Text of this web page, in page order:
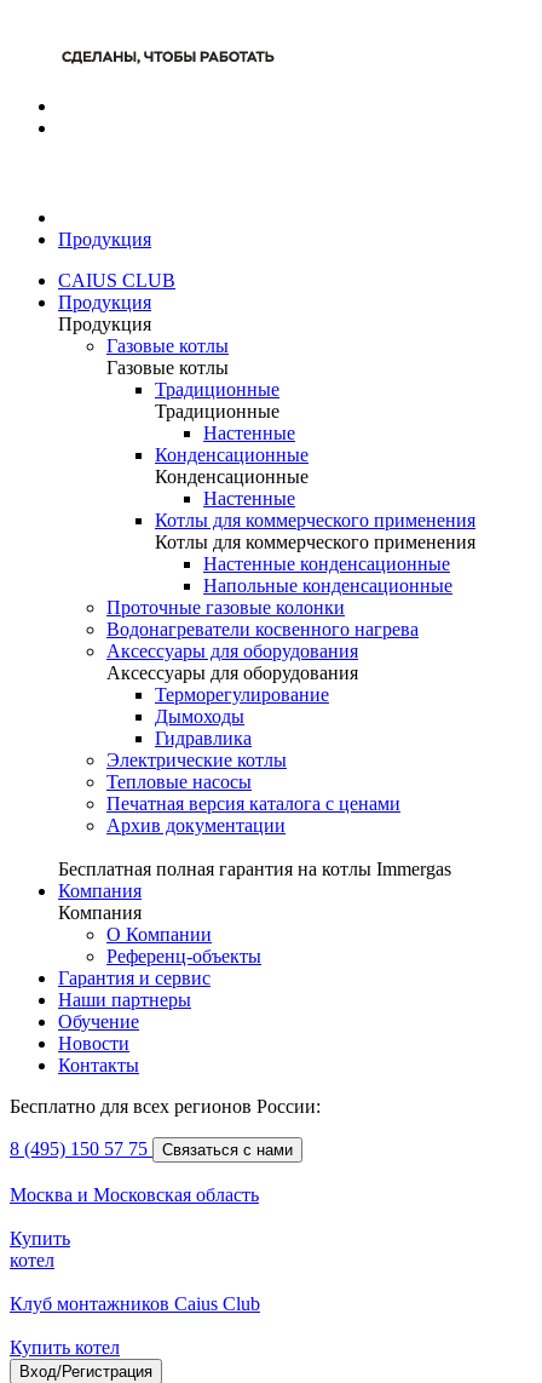
Продукция
CAIUS CLUB
Продукция
Продукция
Газовые котлы
Газовые котлы
Традиционные
Традиционные
Настенные
Конденсационные
Конденсационные
Настенные
Котлы для коммерческого применения
Котлы для коммерческого применения
Настенные конденсационные
Напольные конденсационные
Проточные газовые колонки
Водонагреватели косвенного нагрева
Аксессуары для оборудования
Аксессуары для оборудования
Терморегулирование
Дымоходы
Гидравлика
Электрические котлы
Тепловые насосы
Печатная версия каталога с ценами
Архив документации
Бесплатная полная гарантия на котлы Immergas
Компания
Компания
О Компании
Референц-объекты
Гарантия и сервис
Наши партнеры
Обучение
Новости
Контакты
Бесплатно для всех регионов России:
8 (495) 150 57 75 Связаться с нами
Москва и Московская область
Купить
котел
Клуб монтажников Caius Club
Купить котел
Вход/Регистрация